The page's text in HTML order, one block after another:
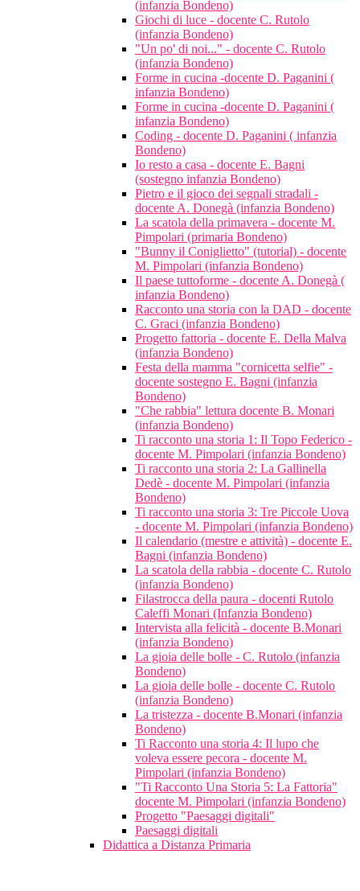
(infanzia Bondeno)
Giochi di luce - docente C. Rutolo
(infanzia Bondeno)
"Un po' di noi..." - docente C. Rutolo
(infanzia Bondeno)
Forme in cucina -docente D. Paganini (
infanzia Bondeno)
Forme in cucina -docente D. Paganini (
infanzia Bondeno)
Coding - docente D. Paganini ( infanzia
Bondeno)
Io resto a casa - docente E. Bagni
(sostegno infanzia Bondeno)
Pietro e il gioco dei segnali stradali -
docente A. Donegà (infanzia Bondeno)
La scatola della primavera - docente M.
Pimpolari (primaria Bondeno)
"Bunny il Coniglietto" (tutorial) - docente
M. Pimpolari (infanzia Bondeno)
Il paese tuttoforme - docente A. Donegà (
infanzia Bondeno)
Racconto una storia con la DAD - docente
C. Graci (infanzia Bondeno)
Progetto fattoria - docente E. Della Malva
(infanzia Bondeno)
Festa della mamma "cornicetta selfie" -
docente sostegno E. Bagni (infanzia
Bondeno)
"Che rabbia" lettura docente B. Monari
(infanzia Bondeno)
Ti racconto una storia 1: Il Topo Federico -
docente M. Pimpolari (infanzia Bondeno)
Ti racconto una storia 2: La Gallinella
Dedè - docente M. Pimpolari (infanzia
Bondeno)
Ti racconto una storia 3: Tre Piccole Uova
- docente M. Pimpolari (infanzia Bondeno)
Il calendario (mestre e attività) - docente E.
Bagni (infanzia Bondeno)
La scatola della rabbia - docente C. Rutolo
(infanzia Bondeno)
Filastrocca della paura - docenti Rutolo
Caleffi Monari (Infanzia Bondeno)
Intervista alla felicità - docente B.Monari
(infanzia Bondeno)
La gioia delle bolle - C. Rutolo (infanzia
Bondeno)
La gioia delle bolle - docente C. Rutolo
(infanzia Bondeno)
La tristezza - docente B.Monari (infanzia
Bondeno)
Ti Racconto una storia 4: Il lupo che
voleva essere pecora - docente M.
Pimpolari (infanzia Bondeno)
"Ti Racconto Una Storia 5: La Fattoria"
docente M. Pimpolari (infanzia Bondeno)
Progetto "Paesaggi digitali"
Paesaggi digitali
Didattica a Distanza Primaria